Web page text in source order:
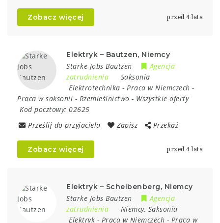
Zobacz więcej przed 4 lata
Elektryk – Bautzen, Niemcy
Starke Jobs Bautzen
Agencja
zatrudnienia
Saksonia
Elektrotechnika - Praca w Niemczech -
Praca w saksonii - Rzemieślnictwo - Wszystkie oferty
Kod pocztowy: 02625
Prześlij do przyjaciela
Zapisz Przekaż
Zobacz więcej przed 4 lata
Elektryk – Scheibenberg, Niemcy
Starke Jobs Bautzen
Agencja
zatrudnienia
Niemcy, Saksonia
Elektryk - Praca w Niemczech - Praca w